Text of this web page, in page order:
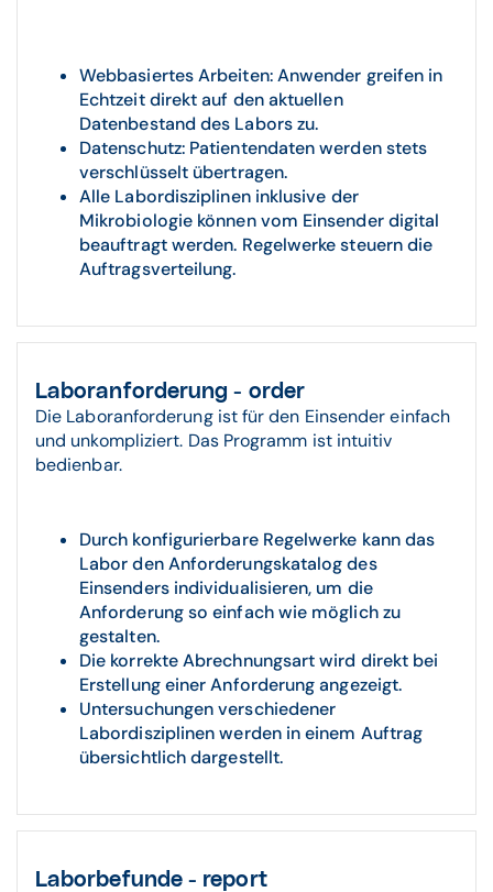
Webbasiertes Arbeiten: Anwender greifen in
Echtzeit direkt auf den aktuellen
Datenbestand des Labors zu.
Datenschutz: Patientendaten werden stets
verschlüsselt übertragen.
Alle Labordisziplinen inklusive der
Mikrobiologie können vom Einsender digital
beauftragt werden. Regelwerke steuern die
Auftragsverteilung.
Laboranforderung - order
Die Laboranforderung ist für den Einsender einfach
und unkompliziert. Das Programm ist intuitiv
bedienbar.
Durch konfigurierbare Regelwerke kann das
Labor den Anforderungskatalog des
Einsenders individualisieren, um die
Anforderung so einfach wie möglich zu
gestalten.
Die korrekte Abrechnungsart wird direkt bei
Erstellung einer Anforderung angezeigt.
Untersuchungen verschiedener
Labordisziplinen werden in einem Auftrag
übersichtlich dargestellt.
Laborbefunde - report